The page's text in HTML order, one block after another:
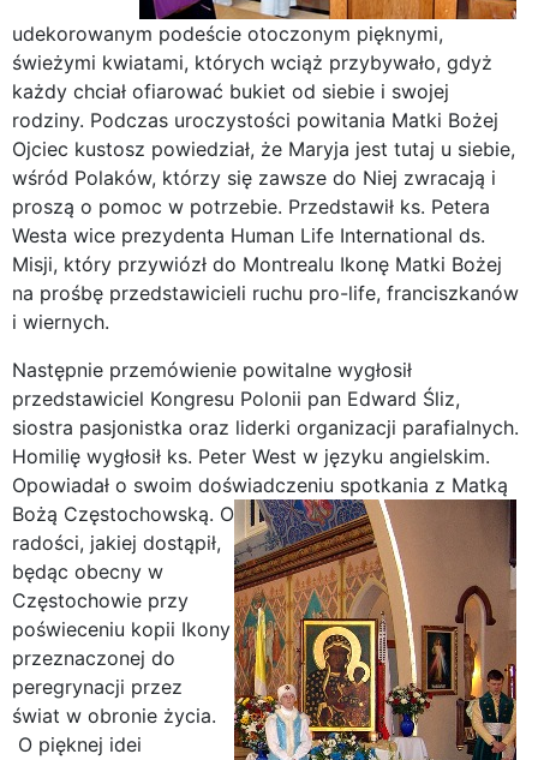
udekorowanym podeście otoczonym pięknymi,
świeżymi kwiatami, których wciąż przybywało, gdyż
każdy chciał ofiarować bukiet od siebie i swojej
rodziny. Podczas uroczystości powitania Matki Bożej
Ojciec kustosz powiedział, że Maryja jest tutaj u siebie,
wśród Polaków, którzy się zawsze do Niej zwracają i
proszą o pomoc w potrzebie. Przedstawił ks. Petera
Westa wice prezydenta Human Life International ds.
Misji, który przywiózł do Montrealu Ikonę Matki Bożej
na prośbę przedstawicieli ruchu pro-life, franciszkanów
i wiernych.
Następnie przemówienie powitalne wygłosił
przedstawiciel Kongresu Polonii pan Edward Śliz,
siostra pasjonistka oraz liderki organizacji parafialnych.
Homilię wygłosił ks. Peter West w języku angielskim.
Opowiadał o swoim doświadczeniu spotkania z Matką
Bożą Częstochowską. O
radości, jakiej dostąpił,
będąc obecny w
Częstochowie przy
poświeceniu kopii Ikony
przeznaczonej do
peregrynacji przez
świat w obronie życia.
O pięknej idei